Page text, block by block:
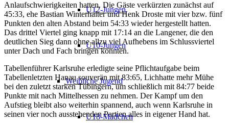
U12-Jungen
U10-Jungen
Weibliche Jugend
U18-Mädchen
Anlaufschwierigkeiten hatten. Die Gäste verkürzten zunächst auf
45:33, ehe Bastian Winterhalter und Henk Droste mit vier bzw. fünf
Punkten den alten Abstand beim 54:33 wieder hergestellt hatten.
Das drittel Viertel ging knapp mit 17:14 an die Langener, die den
deutlichen Sieg dann ohne allzu viel Aufhebens im Schlussviertel
unter Dach und Fach bringen konnten.
Tabellenführer Karlsruhe erledigte seine Pflichtaufgabe beim
Tabellenletzten Hanau souverän mit 83:65, Lichhatte mehr Mühe
bei den zuletzt starken Tübingern, um schließlich mit 84:77 beide
Punkte mit nach Mittelhessen zu nehmen. Der Kampf um den
Aufstieg bleibt also weiterhin spannend, auch wenn Karlsruhe in
seinen vier noch ausstehenden Partienalles in eigener Hand hat.